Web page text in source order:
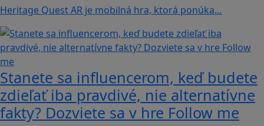
Heritage Quest AR je mobilná hra, ktorá ponúka…
Stanete sa influencerom, keď budete
zdieľať iba pravdivé, nie alternatívne
fakty? Dozviete sa v hre Follow me